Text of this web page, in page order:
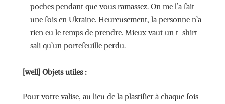
poches pendant que vous ramassez. On me l’a fait
une fois en Ukraine. Heureusement, la personne n’a
rien eu le temps de prendre. Mieux vaut un t-shirt
sali qu’un portefeuille perdu.
[well] Objets utiles :
Pour votre valise, au lieu de la plastifier à chaque fois